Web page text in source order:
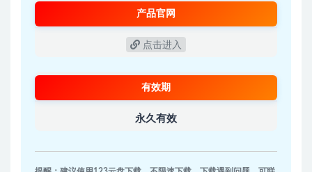
产品官网
点击进入
有效期
永久有效